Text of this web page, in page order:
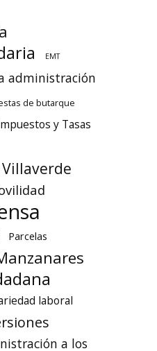
EMT
administración
de butarque
y Tasas
Parcelas
laboral
a los